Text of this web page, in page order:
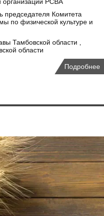
председателя Комитета
по физической культуре и
Тамбовской области ,
области
Подробнее